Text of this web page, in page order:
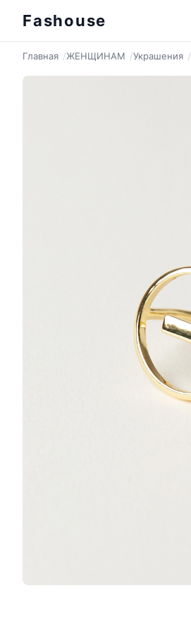
Fashouse
Главная ЖЕНЩИНАМ Украшения